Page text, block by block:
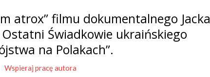
atrox” filmu dokumentalnego Jacka
Ostatni Świadkowie ukraińskiego
na Polakach”.
Wspieraj pracę autora